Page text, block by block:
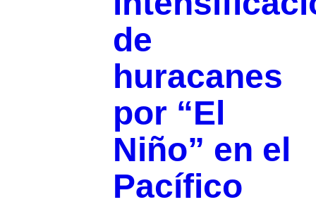
de
huracanes
por “El
Niño” en el
Pacífico